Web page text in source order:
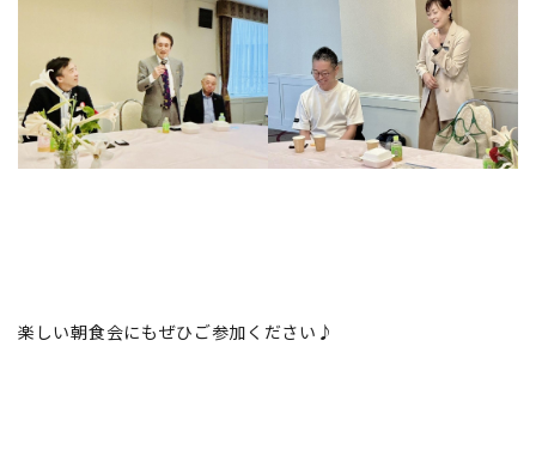
楽しい朝食会にもぜひご参加ください♪